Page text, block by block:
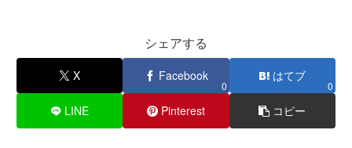
シェアする
X Facebook
0
はてブ
0
LINE Pinterest コピー